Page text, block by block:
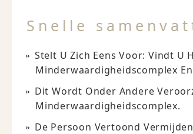
Snelle
Stelt U Zich Eens Voor: Vindt U
Minderwaardigheidscomplex
Dit Wordt Onder Andere
Minderwaardigheidscomplex.
De Persoon Vertoond